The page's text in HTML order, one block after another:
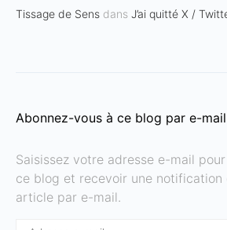
Tissage de Sens dans J’ai quitté X /
Abonnez-vous à ce blog par e-
Saisissez votre adresse e-mail
ce blog et recevoir une notification
article par e-mail.